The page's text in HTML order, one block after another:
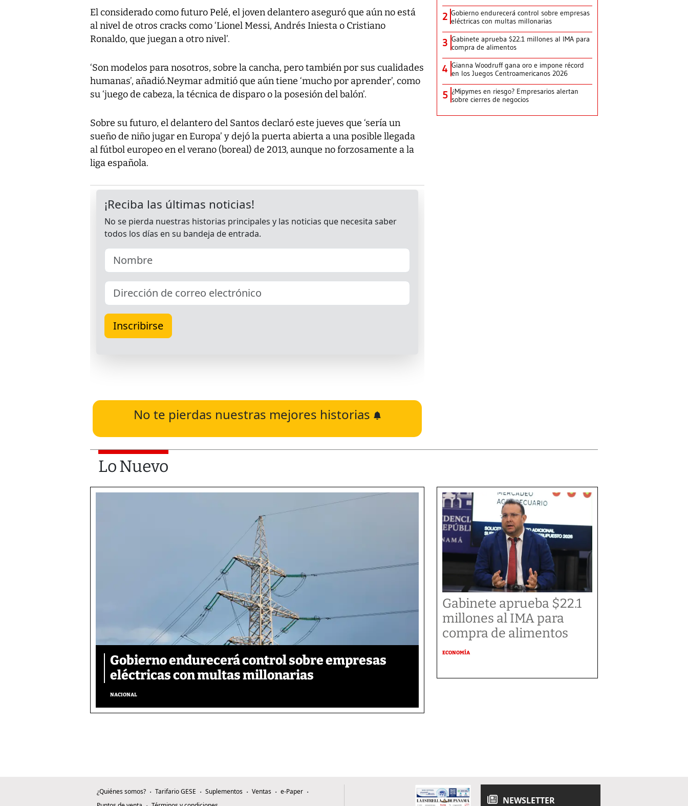
El considerado como futuro Pelé, el joven delantero aseguró que aún no está
al nivel de otros cracks como ‘Lionel Messi, Andrés Iniesta o Cristiano
Ronaldo, que juegan a otro nivel’.
‘Son modelos para nosotros, sobre la cancha, pero también por sus cualidades
humanas’, añadió.Neymar admitió que aún tiene ‘mucho por aprender’, como
su ‘juego de cabeza, la técnica de disparo o la posesión del balón’.
Sobre su futuro, el delantero del Santos declaró este jueves que ‘sería un
sueño de niño jugar en Europa’ y dejó la puerta abierta a una posible llegada
al fútbol europeo en el verano (boreal) de 2013, aunque no forzosamente a la
liga española.
No te pierdas nuestras mejores historias
2 Gobierno endurecerá control sobre empresas
eléctricas con multas millonarias
3 Gabinete aprueba $22.1 millones al IMA para
compra de alimentos
4 Gianna Woodruff gana oro e impone récord
en los Juegos Centroamericanos 2026
5 ¿Mipymes en riesgo? Empresarios alertan
sobre cierres de negocios
Lo Nuevo
Gobierno endurecerá control sobre empresas
eléctricas con multas millonarias
NACIONAL
Gabinete aprueba $22.1
millones al IMA para
compra de alimentos
ECONOMÍA
¿Quiénes somos? Tarifario GESE Suplementos Ventas
e-Paper
NEWSLETTER